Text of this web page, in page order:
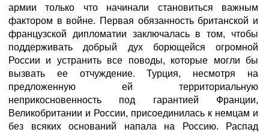
армии только что начинали становиться важным
фактором в войне. Первая обязанность британской и
французской дипломатии заключалась в том, чтобы
поддерживать добрый дух борющейся огромной
России и устранить все поводы, которые могли бы
вызвать ее отчуждение. Турция, несмотря на
предложенную ей территориальную
неприкосновенность под гарантией Франции,
Великобритании и России, присоединилась к немцам и
без всяких оснований напала на Россию. Распад